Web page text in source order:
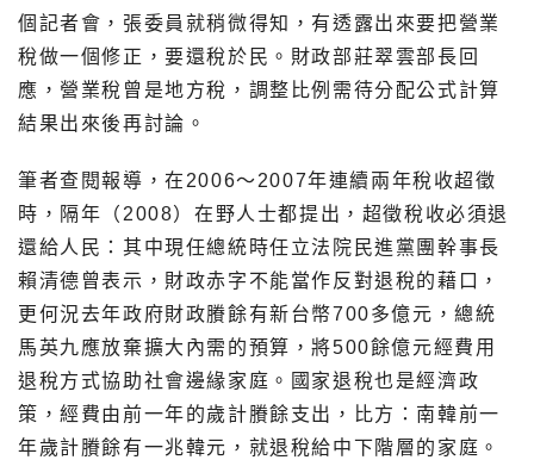
個記者會，張委員就稍微得知，有透露出來要把營業
稅做一個修正，要還稅於民。財政部莊翠雲部長回
應，營業稅曾是地方稅，調整比例需待分配公式計算
結果出來後再討論。
筆者查閱報導，在2006～2007年連續兩年稅收超徵
時，隔年（2008）在野人士都提出，超徵稅收必須退
還給人民：其中現任總統時任立法院民進黨團幹事長
賴清德曾表示，財政赤字不能當作反對退稅的藉口，
更何況去年政府財政賸餘有新台幣700多億元，總統
馬英九應放棄擴大內需的預算，將500餘億元經費用
退稅方式協助社會邊緣家庭。國家退稅也是經濟政
策，經費由前一年的歲計賸餘支出，比方：南韓前一
年歲計賸餘有一兆韓元，就退稅給中下階層的家庭。